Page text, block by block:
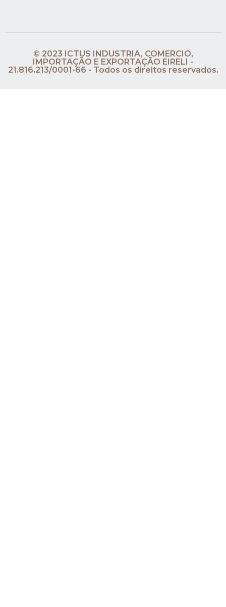
© 2023 ICTUS INDUSTRIA, COMERCIO,
IMPORTAÇÃO E EXPORTAÇÃO EIRELI -
21.816.213/0001-66 - Todos os direitos reservados.